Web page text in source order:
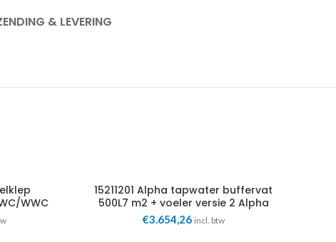
& LEVERING
WWC
15211201 Alpha tapwater buffervat
500L7 m2 + voeler versie 2 Alpha
Innotec
€3.654,26 incl. btw